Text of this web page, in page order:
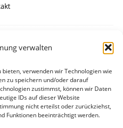
verwalten
verwenden wir Technologien wie
zu speichern und/oder darauf
zustimmst, können wir Daten
IDs auf dieser Website
nicht erteilst oder zurückziehst,
Funktionen beeinträchtigt werden.